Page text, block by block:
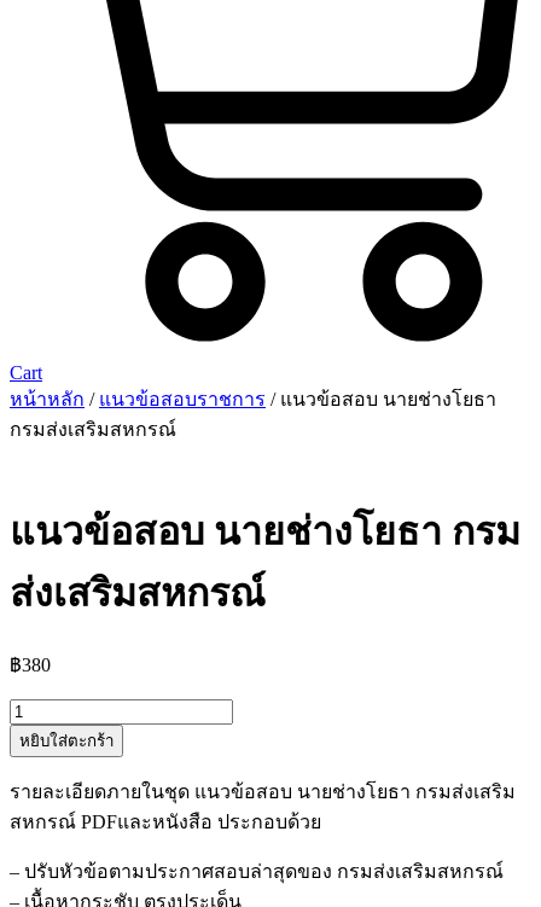
Cart
หน้าหลัก / แนวข้อสอบราชการ / แนวข้อสอบ นายช่างโยธา
กรมส่งเสริมสหกรณ์
แนวข้อสอบ นายช่างโยธา กรม
ส่งเสริมสหกรณ์
฿380
จำนวน
แนว
นาย
ช่าง
โยธา
กรม
หยิบใส่ตะกร้า
รายละเอียดภายในชุด แนวข้อสอบ นายช่างโยธา กรมส่งเสริม
สหกรณ์ PDFและหนังสือ ประกอบด้วย
– ปรับหัวข้อตามประกาศสอบล่าสุดของ กรมส่งเสริมสหกรณ์
– เนื้อหากระชับ ตรงประเด็น